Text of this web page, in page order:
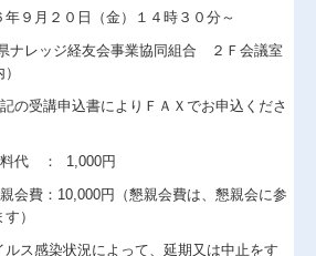
２０日（金）１４時３０分～
ッジ経友会事業協同組合 ２Ｆ会議室
受講申込書によりＦＡＸでお申込くださ
： 1,000円
円（懇親会費は、懇親会に参
）
ルス感染状況によって、延期又は中止をす